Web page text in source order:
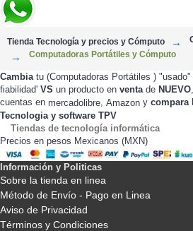
Tienda Tecnología y precios y Cómputo
Computadoras Portátiles y Cómputo
Cambiatu (Computadoras Portátiles )
fiabilidad' VS un producto en ventade NUEVO
cuentas en mercadolibre, Amazon y compara
Tecnologia y software TPV
Tiendas de tecnología informática
Precios en pesos Mexicanos (MXN)
Información y Politicas
Sobre la tienda en linea
Método de Envío - Pago en Linea
Aviso de Privacidad
Términos y Condiciones